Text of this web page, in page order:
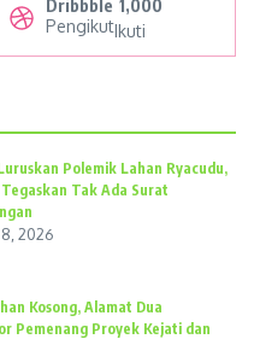
Dribbble 1,000
PengikutIkuti
Polemik Lahan Ryacudu,
Tak Ada Surat
2026
Kosong, Alamat Dua
Pemenang Proyek Kejati dan